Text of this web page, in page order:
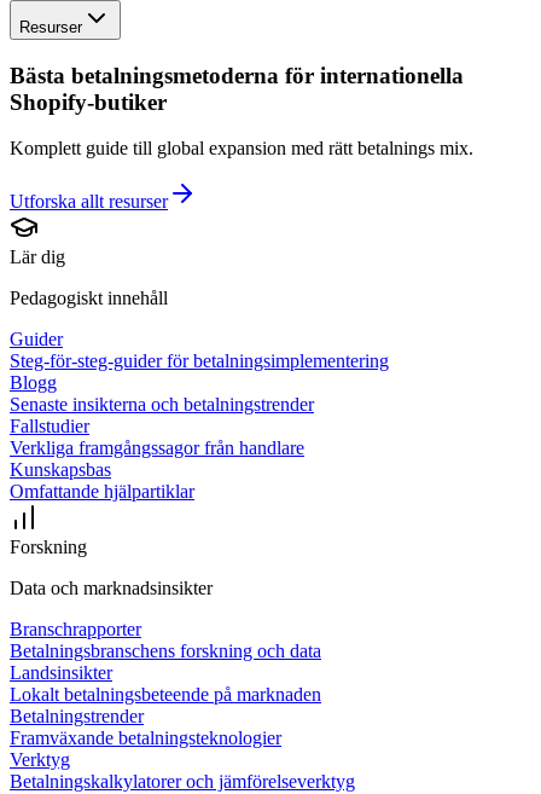
Resurser
Bästa betalningsmetoderna för internationella
Shopify-butiker
Komplett guide till global expansion med rätt betalnings mix.
Utforska allt resurser
Lär dig
Pedagogiskt innehåll
Guider
Steg-för-steg-guider för betalningsimplementering
Blogg
Senaste insikterna och betalningstrender
Fallstudier
Verkliga framgångssagor från handlare
Kunskapsbas
Omfattande hjälpartiklar
Forskning
Data och marknadsinsikter
Branschrapporter
Betalningsbranschens forskning och data
Landsinsikter
Lokalt betalningsbeteende på marknaden
Betalningstrender
Framväxande betalningsteknologier
Verktyg
Betalningskalkylatorer och jämförelseverktyg